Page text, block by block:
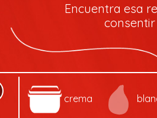
Encuentra esa
crema